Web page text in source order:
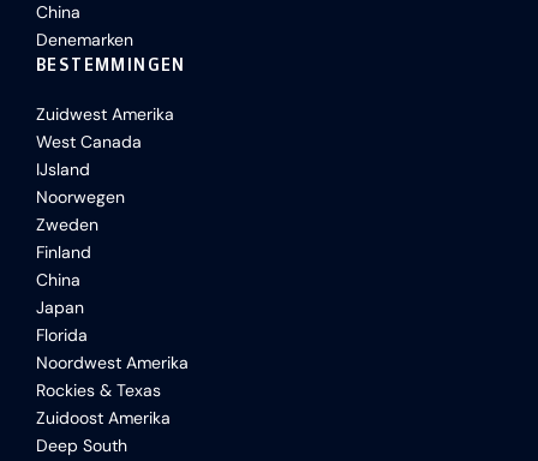
China
Denemarken
BESTEMMINGEN
Zuidwest Amerika
West Canada
IJsland
Noorwegen
Zweden
Finland
China
Japan
Florida
Noordwest Amerika
Rockies & Texas
Zuidoost Amerika
Deep South